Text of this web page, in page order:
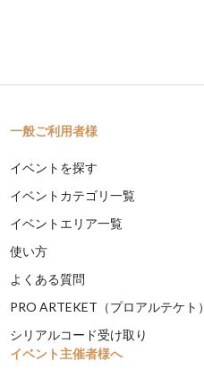
一般ご利用者様
イベントを探す
イベントカテゴリ一覧
イベントエリア一覧
使い方
よくある質問
PRO ARTEKET（プロアルテケト）
シリアルコード受け取り
イベント主催者様へ